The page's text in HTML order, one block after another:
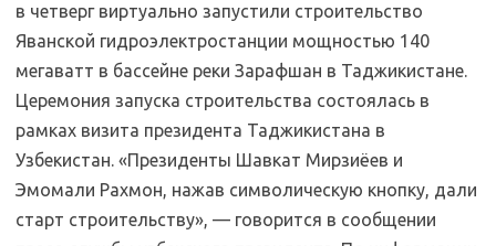
в четверг виртуально запустили строительство
Яванской гидроэлектростанции мощностью 140
мегаватт в бассейне реки Зарафшан в Таджикистане.
Церемония запуска строительства состоялась в
рамках визита президента Таджикистана в
Узбекистан. «Президенты Шавкат Мирзиёев и
Эмомали Рахмон, нажав символическую кнопку, дали
старт строительству», — говорится в сообщении